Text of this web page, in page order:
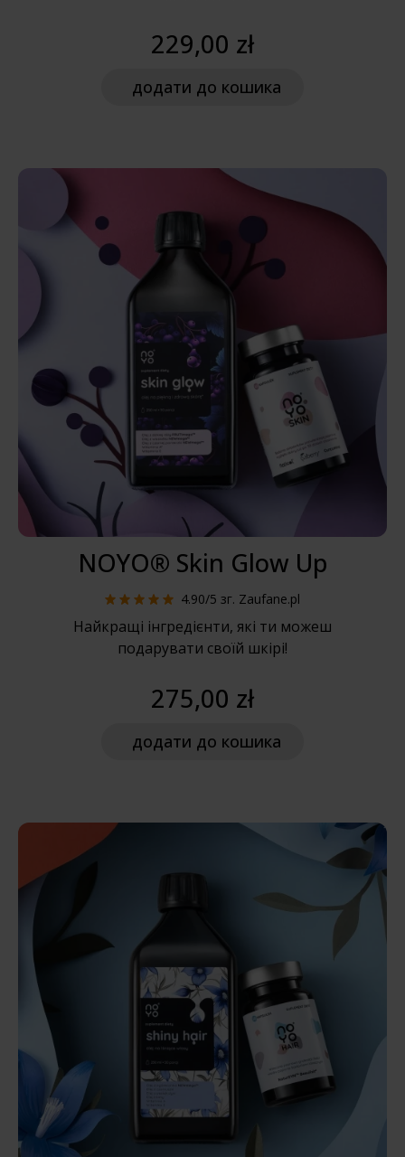
229,00 zł
додати до кошика
NOYO® Skin Glow Up
4.90/5 зг. Zaufane.pl
Найкращі інгредієнти, які ти можеш
подарувати своїй шкірі!
275,00 zł
додати до кошика